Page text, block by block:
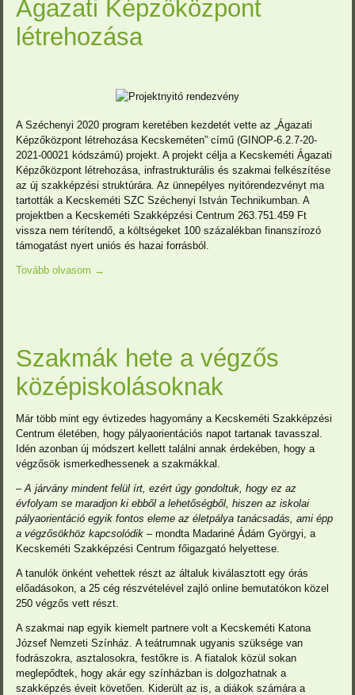
Ágazati Képzőközpont
létrehozása
A Széchenyi 2020 program keretében kezdetét vette az „Ágazati
Képzőközpont létrehozása Kecskeméten” című (GINOP-6.2.7-20-
2021-00021 kódszámú) projekt. A projekt célja a Kecskeméti Ágazati
Képzőközpont létrehozása, infrastrukturális és szakmai felkészítése
az új szakképzési struktúrára. Az ünnepélyes nyitórendezvényt ma
tartották a Kecskeméti SZC Széchenyi István Technikumban. A
projektben a Kecskeméti Szakképzési Centrum 263.751.459 Ft
vissza nem térítendő, a költségeket 100 százalékban finanszírozó
támogatást nyert uniós és hazai forrásból.
Tovább olvasom →
Szakmák hete a végzős
középiskolásoknak
Már több mint egy évtizedes hagyomány a Kecskeméti Szakképzési
Centrum életében, hogy pályaorientációs napot tartanak tavasszal.
Idén azonban új módszert kellett találni annak érdekében, hogy a
végzősök ismerkedhessenek a szakmákkal.
– A járvány mindent felül írt, ezért úgy gondoltuk, hogy ez az
évfolyam se maradjon ki ebből a lehetőségből, hiszen az iskolai
pályaorientáció egyik fontos eleme az életpálya tanácsadás, ami épp
a végzősökhöz kapcsolódik –mondta Madariné Ádám Györgyi, a
Kecskeméti Szakképzési Centrum főigazgató helyettese.
A tanulók önként vehettek részt az általuk kiválasztott egy órás
előadásokon, a 25 cég részvételével zajló online bemutatókon közel
250 végzős vett részt.
A szakmai nap egyik kiemelt partnere volt a Kecskeméti Katona
József Nemzeti Színház.
A teátrumnak ugyanis szüksége van
fodrászokra, asztalosokra, festőkre is. A fiatalok közül sokan
meglepődtek, hogy akár egy színházban is dolgozhatnak a
szakképzés éveit követően. Kiderült az is, a diákok számára a